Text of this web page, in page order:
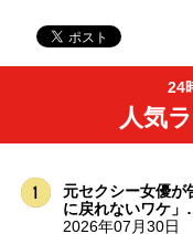
24
人気
元セクシー女優が
に戻れないワケ
2026年07月30日